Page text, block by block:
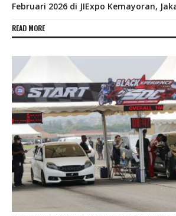
Februari 2026 di JIExpo Kemayoran,
READ MORE